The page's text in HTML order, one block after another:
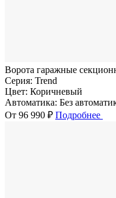
Ворота гаражные
Серия: Trend
Цвет: Коричневый
Автоматика: Без
От 96 990 ₽ Подробнее